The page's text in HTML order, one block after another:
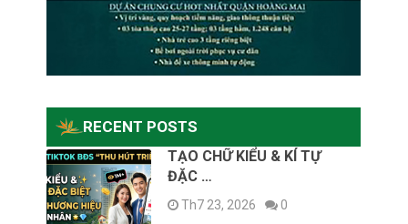
RECENT POSTS
TẠO CHỮ KIỂU & KÍ TỰ
ĐẶC …
Th7 23, 2026 0